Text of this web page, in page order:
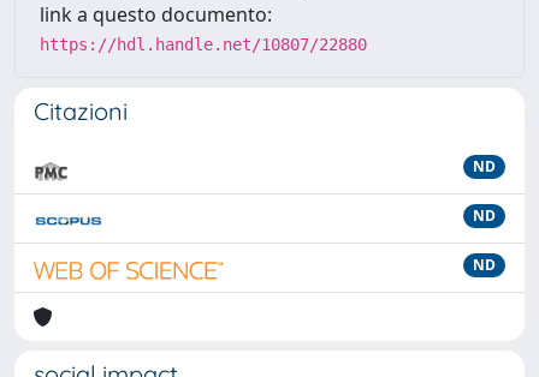
link a questo documento:
https://hdl.handle.net/10807/22880
Citazioni
ND
ND
ND